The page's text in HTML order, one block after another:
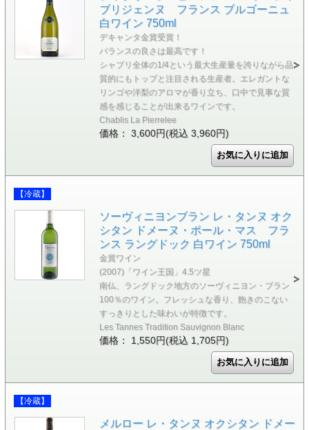
ブリジェンヌ フランス ブルゴーニュ
白ワイン 750ml
デキャンタ金賞受賞！
バランスの良さは最高です！
シャブリ全体の1/4という最大生産量を誇りながら品
質的にもトップと注目される生産者。エレガントな
リンゴや洋梨のアロマが香り立ち、口中で見事な質
感を感じることが出来るワインです。
Chablis La Pierrelee
価格： 3,600円(税込 3,960円)
【冷蔵】
ソーヴィニヨンブラン レ・タンヌ オク
シタン ドメーヌ・ポール・マス フラ
ンス ラングドック 白ワイン 750ml
金賞ワイン
(2007)「ワイン王国」4.5ツ星
南仏、ラングドック地方のソーヴィニヨン・ブラン
100％のワイン。フレッシュな香り、飽きのこない
すっきりとした味わいが特徴です。
Les Tannes Tradition Sauvignon Blanc
価格： 1,550円(税込 1,705円)
【冷蔵】
メルロー レ・タンヌ オクシタン ドメー